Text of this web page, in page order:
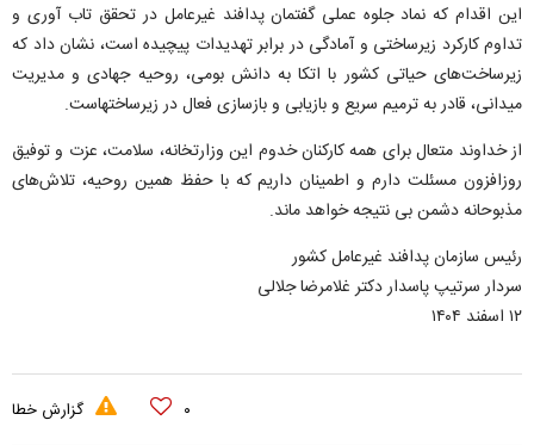
این اقدام که نماد جلوه عملی گفتمان پدافند غیرعامل در تحقق تاب آوری و
تداوم کارکرد زیرساختی و آمادگی در برابر تهدیدات پیچیده است، نشان داد که
زیرساخت‌های حیاتی کشور با اتکا به دانش بومی، روحیه جهادی و مدیریت
میدانی، قادر به ترمیم سریع و بازیابی و بازسازی فعال در زیرساختهاست.
از خداوند متعال برای همه کارکنان خدوم این وزارتخانه، سلامت، عزت و توفیق
روزافزون مسئلت دارم و اطمینان داریم که با حفظ همین روحیه، تلاش‌های
مذبوحانه دشمن بی نتیجه خواهد ماند.
رئیس سازمان پدافند غیرعامل کشور
سردار سرتیپ پاسدار دکتر غلامرضا جلالی
۱۲ اسفند ۱۴۰۴
۰ گزارش خطا